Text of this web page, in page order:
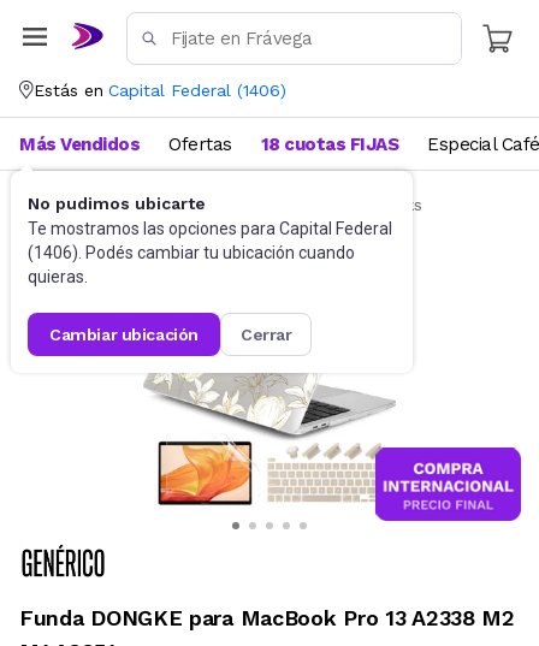
Estás en Capital Federal (1406)
No pudimos ubicarte
Te mostramos las opciones para Capital Federal
(1406). Podés cambiar tu ubicación cuando
quieras.
cambiar ubicación cerrar
Más Vendidos Ofertas 18 cuotas FIJAS Especial Café
Accesorios de Informática Funda Notebooks
Funda DONGKE para MacBook Pro 13 A2338 M2